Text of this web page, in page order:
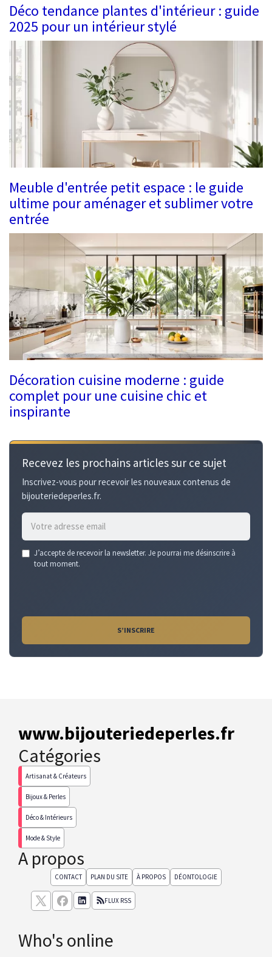
Déco tendance plantes d'intérieur : guide
2025 pour un intérieur stylé
Meuble d'entrée petit espace : le guide
ultime pour aménager et sublimer votre
entrée
Décoration cuisine moderne : guide
complet pour une cuisine chic et
inspirante
Recevez les prochains articles sur ce sujet
Inscrivez-vous pour recevoir les nouveaux contenus de
bijouteriedeperles.fr.
address
J’accepte de recevoir la newsletter. Je pourrai me désinscrire à
tout moment.
S’INSCRIRE
www.bijouteriedeperles.fr
Catégories
Artisanat & Créateurs
Bijoux & Perles
Déco & Intérieurs
Mode & Style
A propos
CONTACT PLAN DU SITE À PROPOS DÉONTOLOGIE
FLUX RSS
Who's online